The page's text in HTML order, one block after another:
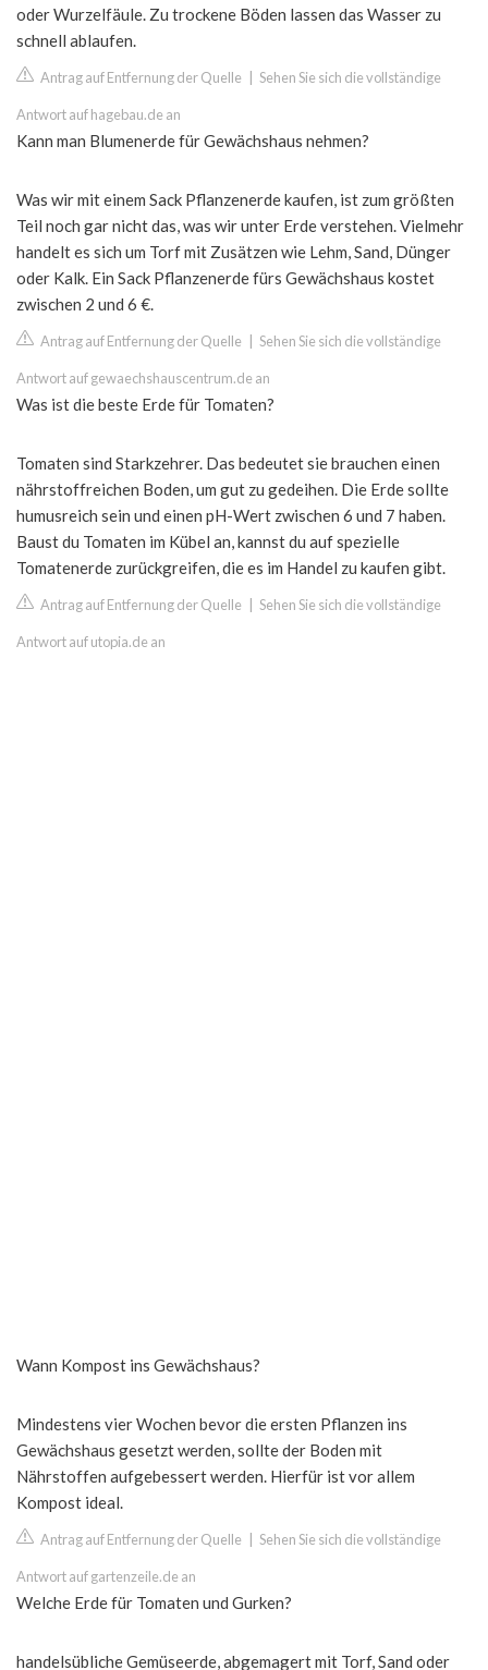
oder Wurzelfäule. Zu trockene Böden lassen das Wasser zu
schnell ablaufen.
Antrag auf Entfernung der Quelle Sehen Sie sich die vollständige
Antwort auf hagebau.de an
Kann man Blumenerde für Gewächshaus nehmen?
Was wir mit einem Sack Pflanzenerde kaufen, ist zum größten
Teil noch gar nicht das, was wir unter Erde verstehen. Vielmehr
handelt es sich um Torf mit Zusätzen wie Lehm, Sand, Dünger
oder Kalk. Ein Sack Pflanzenerde fürs Gewächshaus kostet
zwischen 2 und 6 €.
Antrag auf Entfernung der Quelle Sehen Sie sich die vollständige
Antwort auf gewaechshauscentrum.de an
Was ist die beste Erde für Tomaten?
Tomaten sind Starkzehrer. Das bedeutet sie brauchen einen
nährstoffreichen Boden, um gut zu gedeihen. Die Erde sollte
humusreich sein und einen pH-Wert zwischen 6 und 7 haben.
Baust du Tomaten im Kübel an, kannst du auf spezielle
Tomatenerde zurückgreifen, die es im Handel zu kaufen gibt.
Antrag auf Entfernung der Quelle Sehen Sie sich die vollständige
Antwort auf utopia.de an
Wann Kompost ins Gewächshaus?
Mindestens vier Wochen bevor die ersten Pflanzen ins
Gewächshaus gesetzt werden, sollte der Boden mit
Nährstoffen aufgebessert werden. Hierfür ist vor allem
Kompost ideal.
Antrag auf Entfernung der Quelle Sehen Sie sich die vollständige
Antwort auf gartenzeile.de an
Welche Erde für Tomaten und Gurken?
handelsübliche Gemüseerde, abgemagert mit Torf, Sand oder